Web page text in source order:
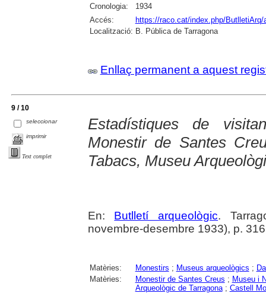
Cronologia:
1934
Accés:
https://raco.cat/index.php/ButlletiArq/
Localització: B. Pública de Tarragona
Enllaç permanent a aquest
9 / 10
seleccionar
imprimir
Text complet
Estadístiques de
Monestir de Santes
Tabacs, Museu
En: Butlletí arqueològic.
novembre-desembre 1933), p. 316
Matèries: Monestirs ; Museus arqueològics ;
Matèries:
Monestir de Santes Creus ; Museu i
Arqueològic de Tarragona; Castell